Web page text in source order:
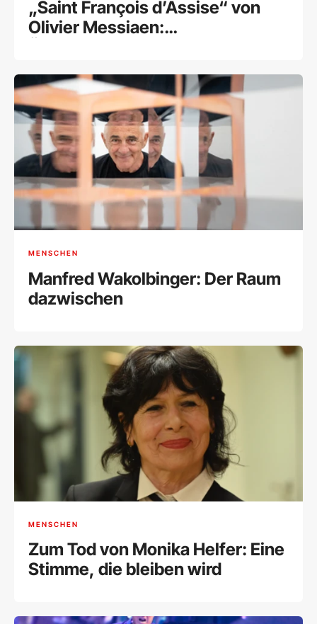
„Saint François d’Assise“ von
Olivier Messiaen:
Meisterwerks
MENSCHEN
Manfred Wakolbinger: Der Raum
dazwischen
MENSCHEN
Zum Tod von Monika Helfer: Eine
Stimme, die bleiben wird